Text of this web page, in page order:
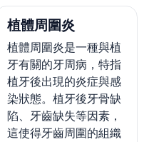
植體周圍炎
植體周圍炎是一種與植
牙有關的牙周病，特指
植牙後出現的炎症與感
染狀態。植牙後牙骨缺
陷、牙齒缺失等因素，
這使得牙齒周圍的組織